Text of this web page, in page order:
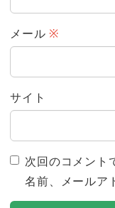
メール ※
サイト
次回のコメント
名前、メールア